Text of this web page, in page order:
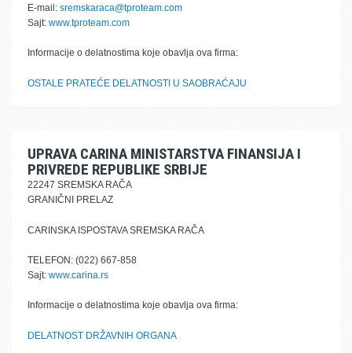
E-mail: sremskaraca@tproteam.com
Sajt: www.tproteam.com
Informacije o delatnostima koje obavlja ova firma:
OSTALE PRATEĆE DELATNOSTI U SAOBRAĆAJU
UPRAVA CARINA MINISTARSTVA FINANSIJA I
PRIVREDE REPUBLIKE SRBIJE
22247 SREMSKA RAČA
GRANIČNI PRELAZ
CARINSKA ISPOSTAVA SREMSKA RAČA
TELEFON: (022) 667-858
Sajt: www.carina.rs
Informacije o delatnostima koje obavlja ova firma:
DELATNOST DRŽAVNIH ORGANA